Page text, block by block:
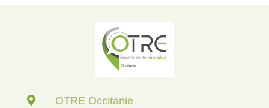
 OTRE Occitanie